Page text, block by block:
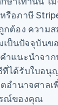
อภาษี
กต้อง ความ
เป็นปัจจุบันข
แนะนําจา
ได้รับใบอนุ
อํานาจศาล
ณ์ของคุณ